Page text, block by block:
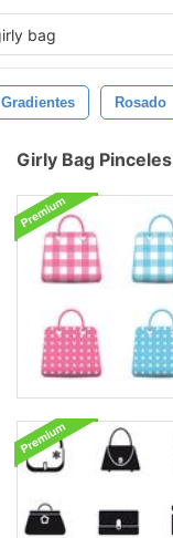
Gradientes Rosado
Girly Bag Pinceles